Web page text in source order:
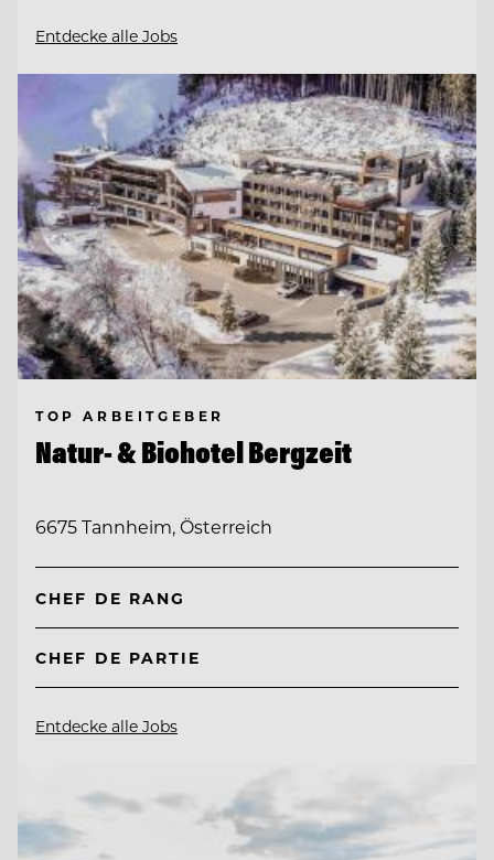
Entdecke alle Jobs
TOP ARBEITGEBER
Natur- & Biohotel Bergzeit
6675 Tannheim, Österreich
CHEF DE RANG
CHEF DE PARTIE
Entdecke alle Jobs